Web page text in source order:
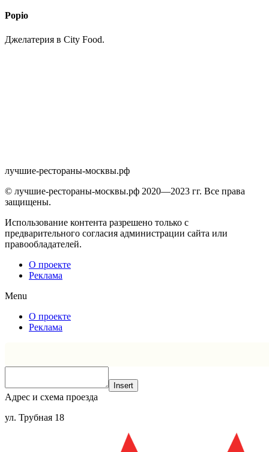
Popio
Джелатерия в City Food.
лучшие-рестораны-москвы.рф
© лучшие-рестораны-москвы.рф 2020—2023 гг. Все права
защищены.
Использование контента разрешено только с
предварительного согласия администрации сайта или
правообладателей.
О проекте
Реклама
Menu
О проекте
Реклама
Insert
Адрес и схема проезда
ул. Трубная 18